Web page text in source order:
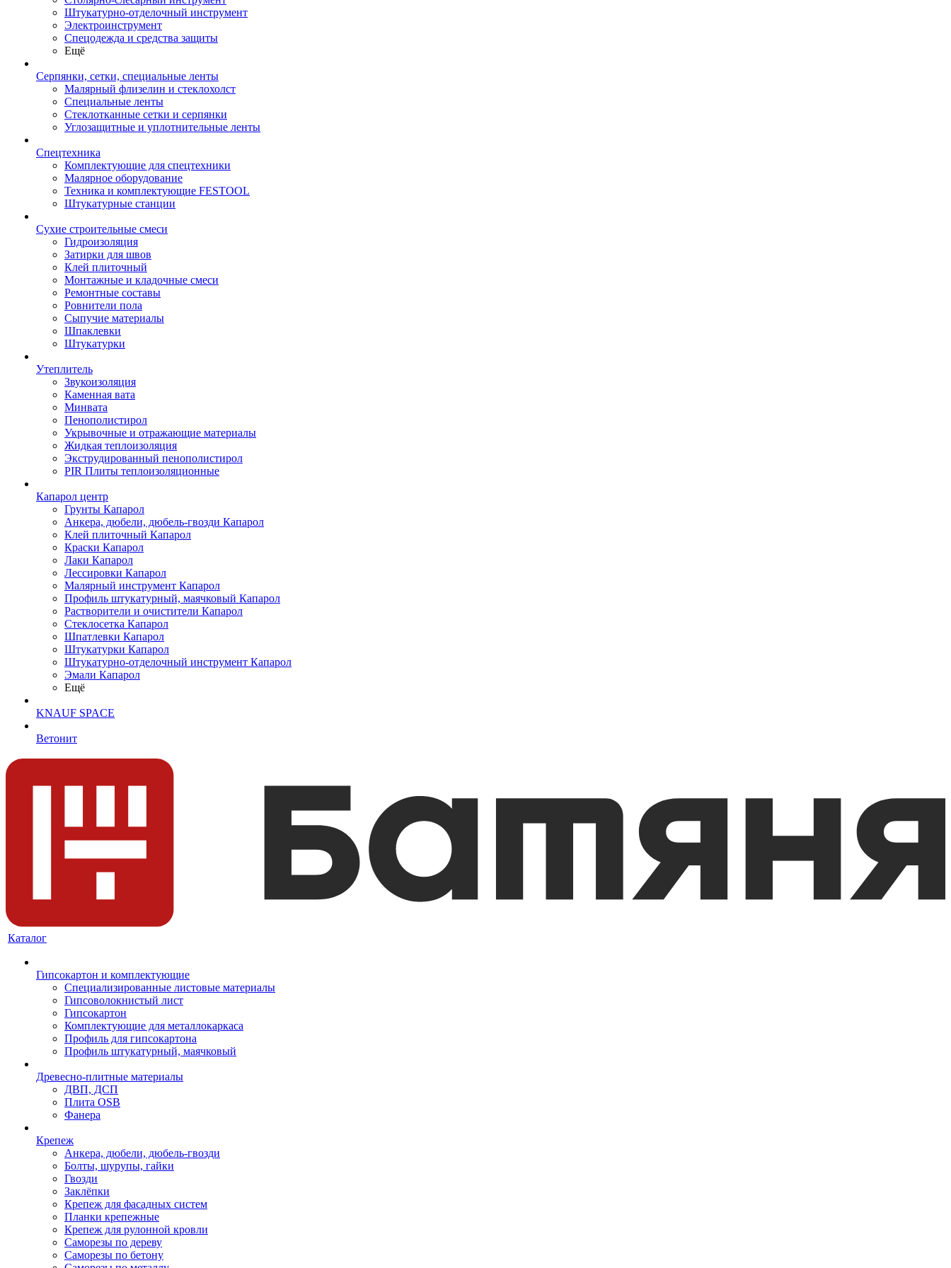
Штукатурно-отделочный инструмент
Электроинструмент
Спецодежда и средства защиты
Ещё
Серпянки, сетки, специальные ленты
Малярный флизелин и стеклохолст
Специальные ленты
Стеклотканные сетки и серпянки
Углозащитные и уплотнительные ленты
Спецтехника
Комплектующие для спецтехники
Малярное оборудование
Техника и комплектующие FESTOOL
Штукатурные станции
Сухие строительные смеси
Гидроизоляция
Затирки для швов
Клей плиточный
Монтажные и кладочные смеси
Ремонтные составы
Ровнители пола
Сыпучие материалы
Шпаклевки
Штукатурки
Утеплитель
Звукоизоляция
Каменная вата
Минвата
Пенополистирол
Укрывочные и отражающие материалы
Жидкая теплоизоляция
Экструдированный пенополистирол
PIR Плиты теплоизоляционные
Капарол центр
Грунты Капарол
Анкера, дюбели, дюбель-гвозди Капарол
Клей плиточный Капарол
Краски Капарол
Лаки Капарол
Лессировки Капарол
Малярный инструмент Капарол
Профиль штукатурный, маячковый Капарол
Растворители и очистители Капарол
Cтеклосетка Капарол
Шпатлевки Капарол
Штукатурки Капарол
Штукатурно-отделочный инструмент Капарол
Эмали Капарол
Ещё
KNAUF SPACE
Ветонит
Каталог
Гипсокартон и комплектующие
Специализированные листовые материалы
Гипсоволокнистый лист
Гипсокартон
Комплектующие для металлокаркаса
Профиль для гипсокартона
Профиль штукатурный, маячковый
Древесно-плитные материалы
ДВП, ДСП
Плита OSB
Фанера
Крепеж
Анкера, дюбели, дюбель-гвозди
Болты, шурупы, гайки
Гвозди
Заклёпки
Крепеж для фасадных систем
Планки крепежные
Крепеж для рулонной кровли
Саморезы по дереву
Саморезы по бетону